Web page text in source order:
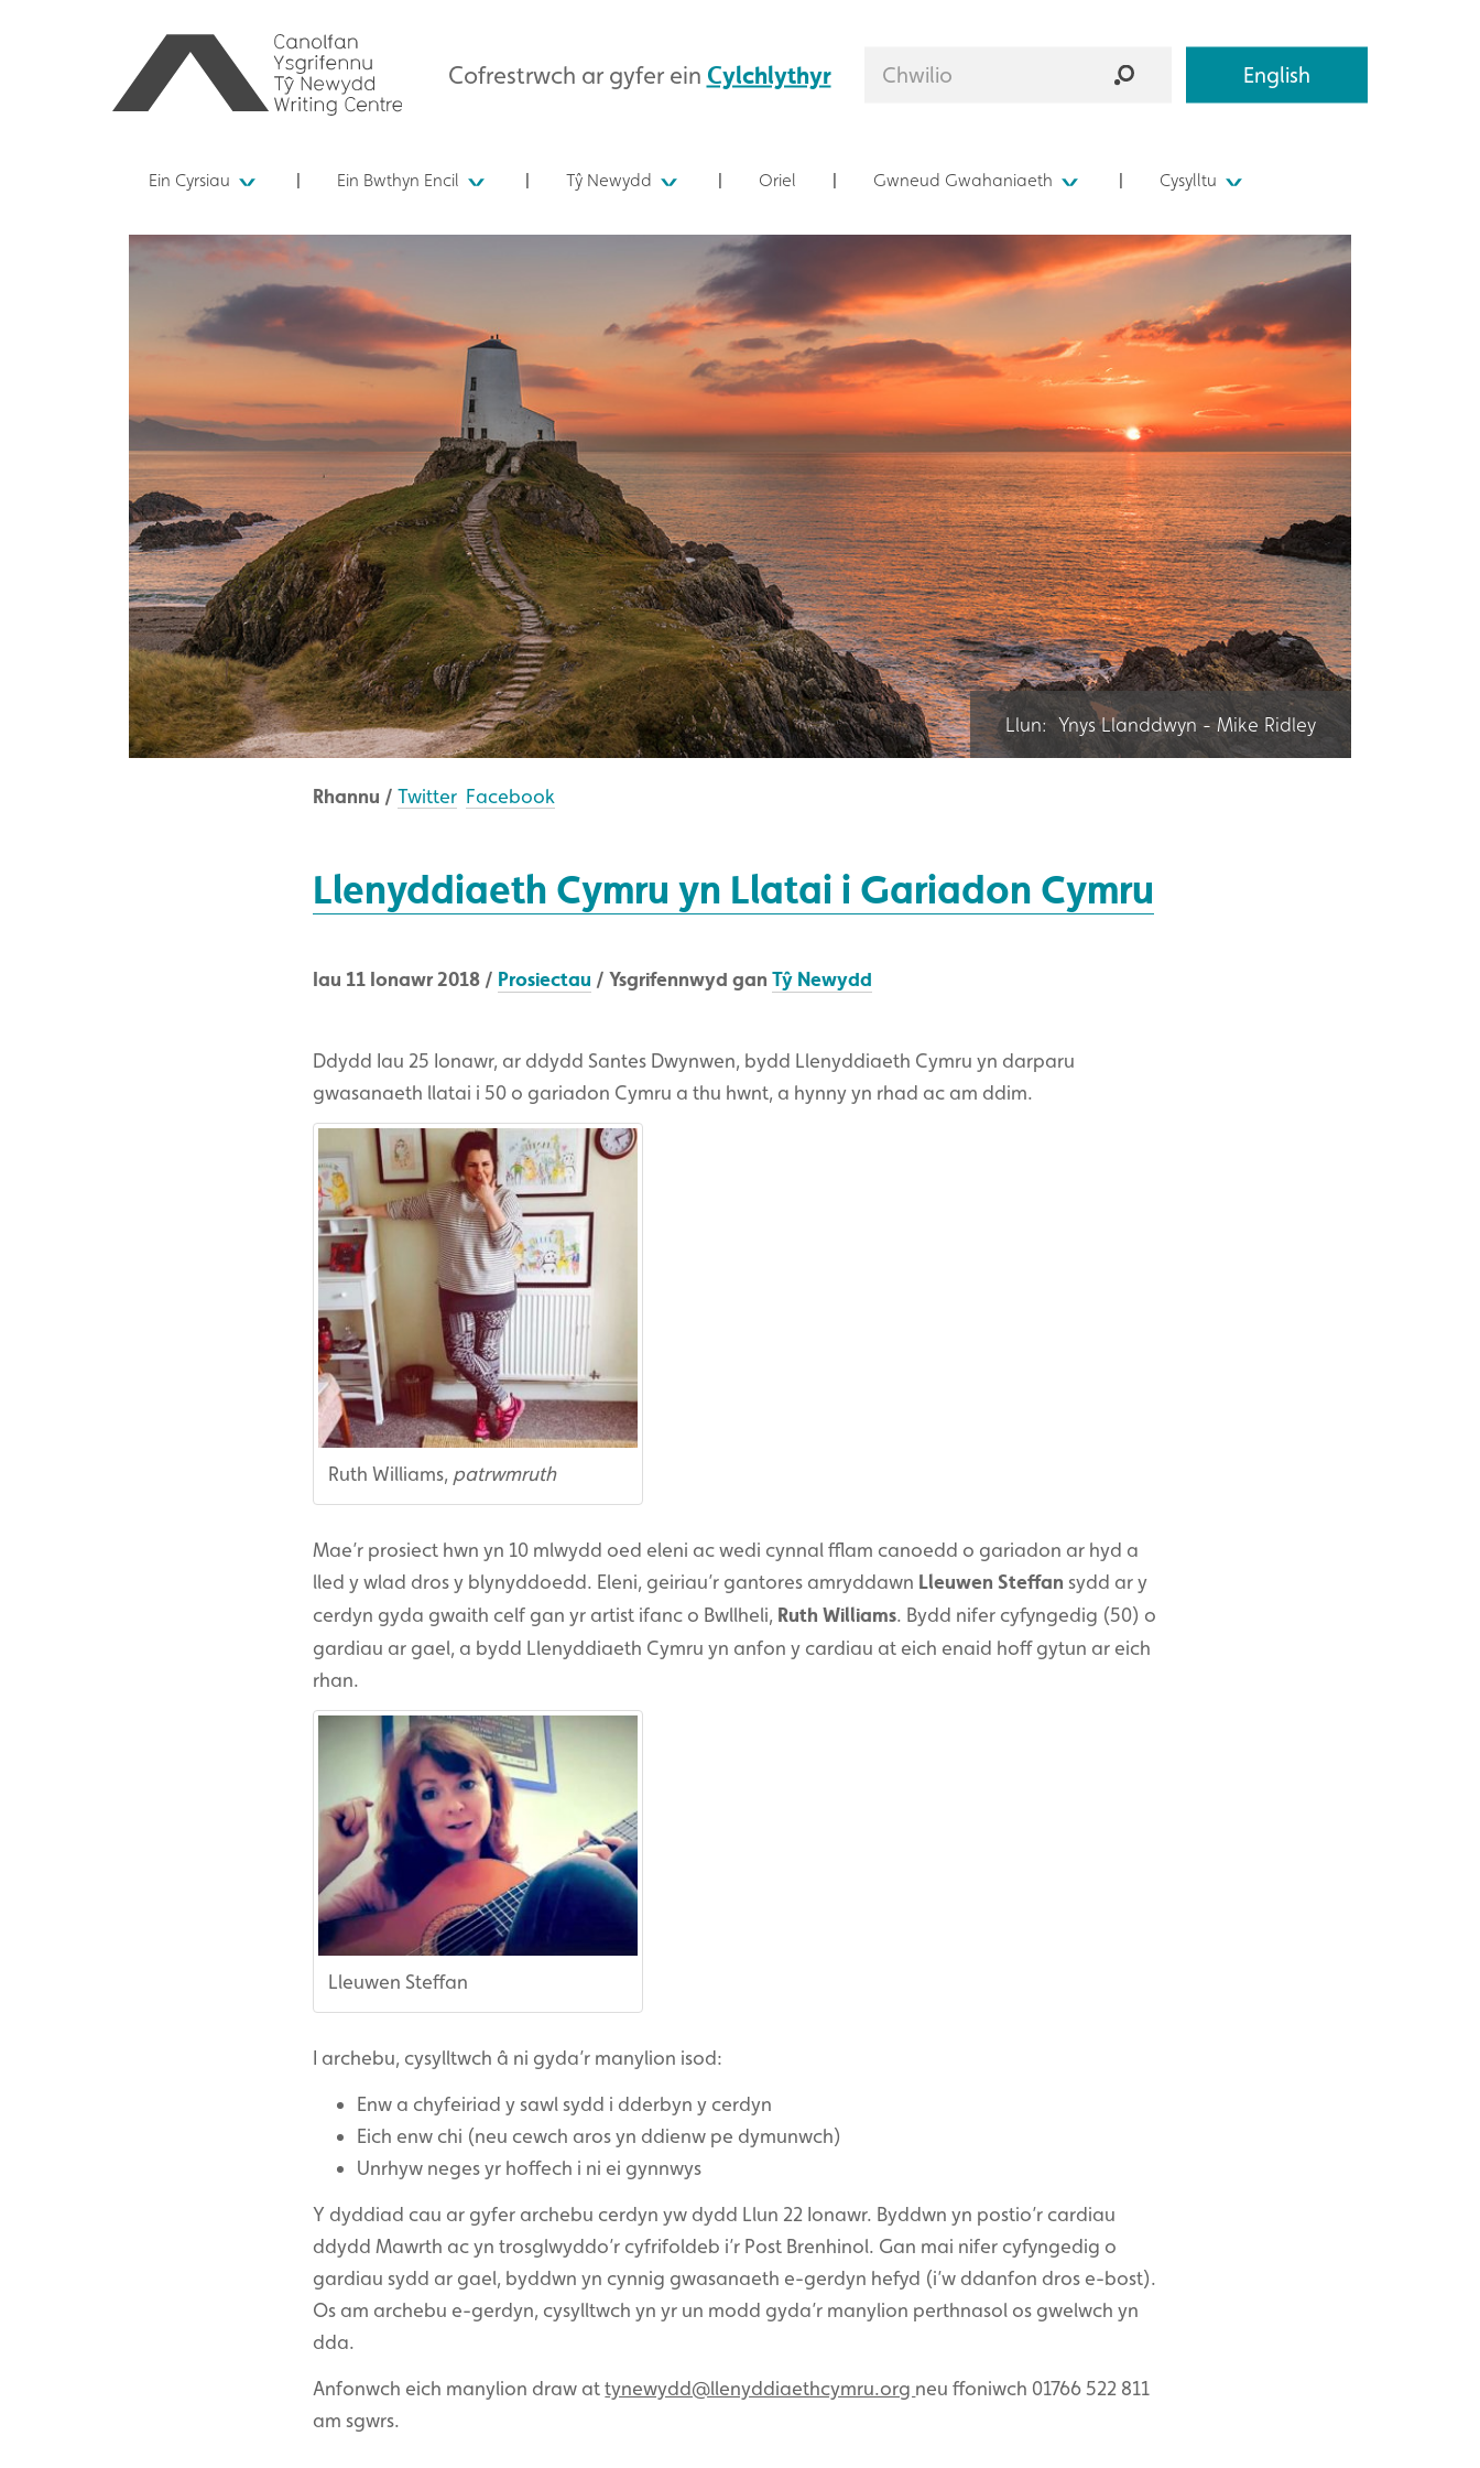
Cofrestrwch ar gyfer ein Cylchlythyr English
Ein Cyrsiau Ein Bwthyn Encil Tŷ Newydd Oriel Gwneud Gwahaniaeth Cysylltu
Llun: Ynys Llanddwyn - Mike Ridley
Rhannu /Twitter Facebook
Llenyddiaeth Cymru yn Llatai i Gariadon Cymru
Iau 11 Ionawr 2018 / Prosiectau / Ysgrifennwyd ganTŷ Newydd
Ddydd Iau 25 Ionawr, ar ddydd Santes Dwynwen, bydd Llenyddiaeth Cymru yn darparu
gwasanaeth llatai i 50 o gariadon Cymru a thu hwnt, a hynny yn rhad ac am ddim.
Ruth Williams, patrwmruth
Mae’r prosiect hwn yn 10 mlwydd oed eleni ac wedi cynnal fflam canoedd o gariadon ar hyd a
lled y wlad dros y blynyddoedd. Eleni, geiriau’r gantores amryddawn Lleuwen Steffan sydd ar y
cerdyn gyda gwaith celf gan yr artist ifanc o Bwllheli, Ruth Williams. Bydd nifer cyfyngedig (50) o
gardiau ar gael, a bydd Llenyddiaeth Cymru yn anfon y cardiau at eich enaid hoff gytun ar eich
rhan.
Lleuwen Steffan
I archebu, cysylltwch â ni gyda’r manylion isod:
Enw a chyfeiriad y sawl sydd i dderbyn y cerdyn
Eich enw chi (neu cewch aros yn ddienw pe dymunwch)
Unrhyw neges yr hoffech i ni ei gynnwys
Y dyddiad cau ar gyfer archebu cerdyn yw dydd Llun 22 Ionawr. Byddwn yn postio’r cardiau
ddydd Mawrth ac yn trosglwyddo’r cyfrifoldeb i’r Post Brenhinol. Gan mai nifer cyfyngedig o
gardiau sydd ar gael, byddwn yn cynnig gwasanaeth e-gerdyn hefyd (i’w ddanfon dros e-bost).
Os am archebu e-gerdyn, cysylltwch yn yr un modd gyda’r manylion perthnasol os gwelwch yn
dda.
Anfonwch eich manylion draw attynewydd@llenyddiaethcymru.org neu ffoniwch 01766 522 811
am sgwrs.